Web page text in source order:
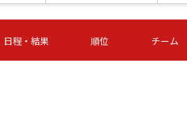
) 15:00 第16節 09/05 (土) 15:00
石人の星
-
第
次節
日程・結果 順位 チーム